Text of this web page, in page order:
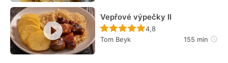
Vepřové výpečky II
Recept ještě nebyl
4,8
Tom Beyk
155 min